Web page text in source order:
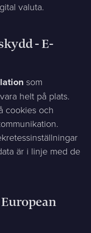
valuta.
- E-
som
helt på plats.
cookies och
är i linje med de